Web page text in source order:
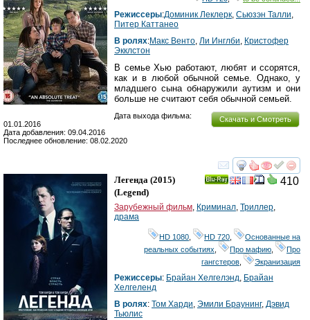
Режиссеры:Доминик Леклерк, Сьюзэн Талли,
Питер Каттанео
В ролях:Макс Венто, Ли Инглби, Кристофер
Экклстон
В семье Хью работают, любят и ссорятся,
как и в любой обычной семье. Однако, у
младшего сына обнаружили аутизм и они
больше не считают себя обычной семьей.
Скачать и Смотреть
Дата выхода фильма:
01.01.2016
Дата добавления: 09.04.2016
Последнее обновление: 08.02.2020
смотреть
410
Легенда (2015)
(Legend)
Зарубежный фильм, Криминал, Триллер,
драма
HD 1080 HD 720
Основанные на
реальных событиях
Про мафию
Про
гангстеров
Экранизация
Режиссеры: Брайан Хелгелэнд, Брайан
Хелгеленд
В ролях: Том Харди, Эмили Браунинг, Дэвид
Тьюлис